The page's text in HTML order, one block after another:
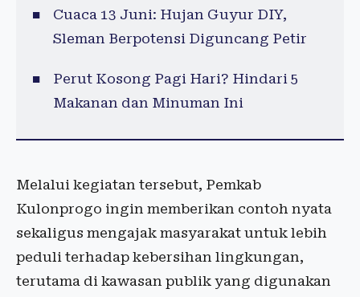
Cuaca 13 Juni: Hujan Guyur DIY,
Sleman Berpotensi Diguncang Petir
Perut Kosong Pagi Hari? Hindari 5
Makanan dan Minuman Ini
Melalui kegiatan tersebut, Pemkab
Kulonprogo ingin memberikan contoh nyata
sekaligus mengajak masyarakat untuk lebih
peduli terhadap kebersihan lingkungan,
terutama di kawasan publik yang digunakan